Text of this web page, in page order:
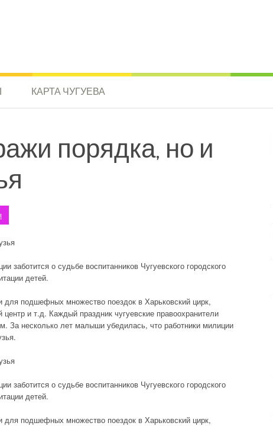
КАРТА ЧУГУЕВА
порядка, но и
заботится о судьбе воспитанников Чугуевского городского
детей.
подшефных множество поездок в Харьковский цирк,
центр и т.д. Каждый праздник чугуевские правоохранители
За несколько лет малыши убедилась, что работники милиции
заботится о судьбе воспитанников Чугуевского городского
детей.
подшефных множество поездок в Харьковский цирк,